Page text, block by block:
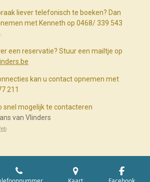
liever telefonisch te boeken? Dan
met Kenneth op 0468/ 339 543
een reservatie? Stuur een mailtje op
kan u contact opnemen met
211
snel mogelijk te contacteren
van Vlinders